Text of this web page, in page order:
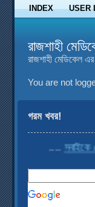
INDEX USER
রাজশাহী
রাজশাহী মেডিকেল
You are not
গরম খবর!
সবাইকে